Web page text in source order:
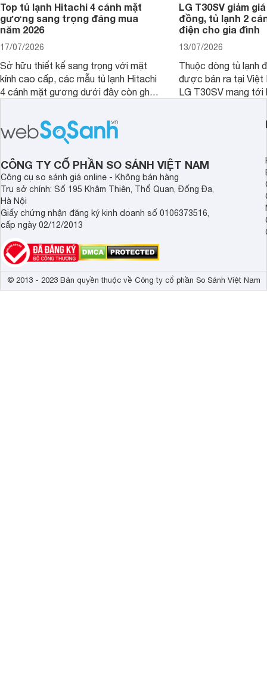
Top tủ lạnh Hitachi 4 cánh mặt
gương sang trọng đáng mua
năm 2026
17/07/2026
Sở hữu thiết kế sang trọng với mặt
kính cao cấp, các mẫu tủ lạnh Hitachi
4 cánh mặt gương dưới đây còn ghi
công nghệ bảo quản hiện đại, đáp ứng
tốt nhu cầu lưu trữ thực phẩm của gia
LG T30SV giảm
đồng, tủ lạnh 2
điện cho gia đình
13/07/2026
Thuộc dòng tủ lạnh
được bán ra tại Việt
LG T30SV mang tới
mức giá bán dễ
nhiều khách hàng
CÔNG TY CỔ PHẦN SO SÁNH VIỆT NAM
Công cụ so sánh giá online - Không bán hàng
Trụ sở chính: Số 195 Khâm Thiên, Thổ Quan, Đống Đa,
Hà Nội
Giấy chứng nhận đăng ký kinh doanh số 0106373516,
cấp ngày 02/12/2013
© 2013 - 2023 Bản quyền thuộc về Công ty cổ phần So Sánh Việt Nam